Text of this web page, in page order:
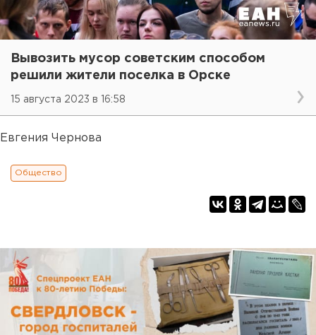
Вывозить мусор советским способом
решили жители поселка в Орске
15 августа 2023 в 16:58
Евгения Чернова
Общество